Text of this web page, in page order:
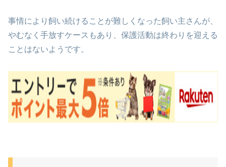
事情により飼い続けることが難しくなった飼い主さんが、
やむなく手放すケースもあり、保護活動は終わりを迎える
ことはないようです。